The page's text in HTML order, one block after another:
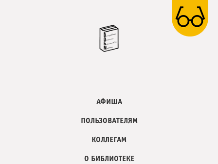
АФИША
ПОЛЬЗОВАТЕЛЯМ
КОЛЛЕГАМ
О БИБЛИОТЕКЕ